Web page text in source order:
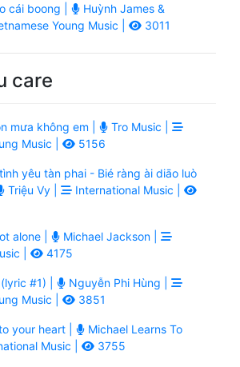
cái boong |
Huỳnh James &
Young Music | 3011
care
mưa không em |
Tro Music |
Music |
5156
yêu tàn phai - Bié ràng ài diāo luò
Triệu Vy |
International Music |
alone |
Michael Jackson |
|
4175
#1) |
Nguyễn Phi Hùng |
Music |
3851
your heart |
Michael Learns To
Music | 3755